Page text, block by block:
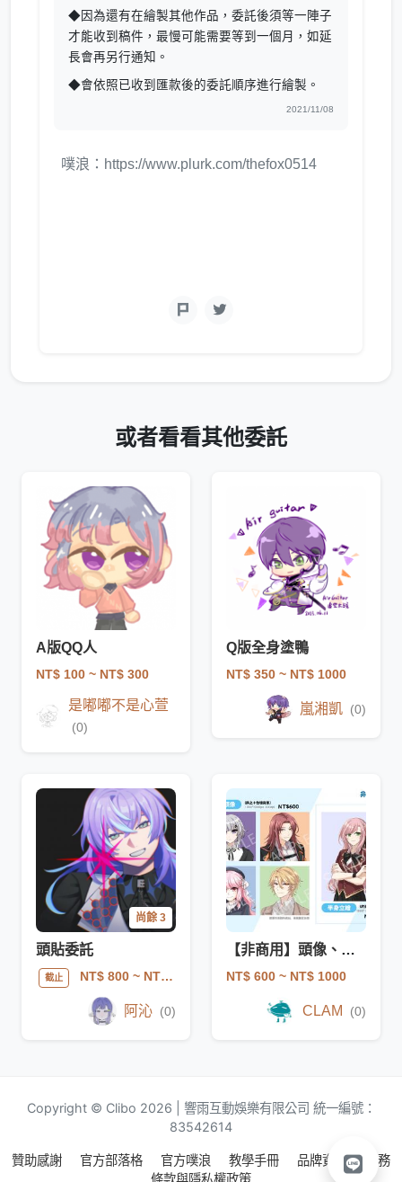
◆因為還有在繪製其他作品，委託後須等一陣子
才能收到稿件，最慢可能需要等到一個月，如延
長會再另行通知。
◆會依照已收到匯款後的委託順序進行繪製。
2021/11/08
噗浪：https://www.plurk.com/thefox0514
或者看看其他委託
A版QQ人
NT$ 100 ~ NT$ 300
是嘟嘟不是心萱
(0)
Q版全身塗鴨
NT$ 350 ~ NT$ 1000
嵐湘凱 (0)
尚餘 3
頭貼委託
截止 NT$ 800~ NT$ 1200
阿沁 (0)
【非商用】頭像、半身立繪
NT$ 600 ~ NT$ 1000
CLAM (0)
Copyright © Clibo 2026 | 響雨互動娛樂有限公司 統一編號：
83542614
贊助感謝 官方部落格 官方噗浪 教學手冊 品牌資源
服務
條款與隱私權政策